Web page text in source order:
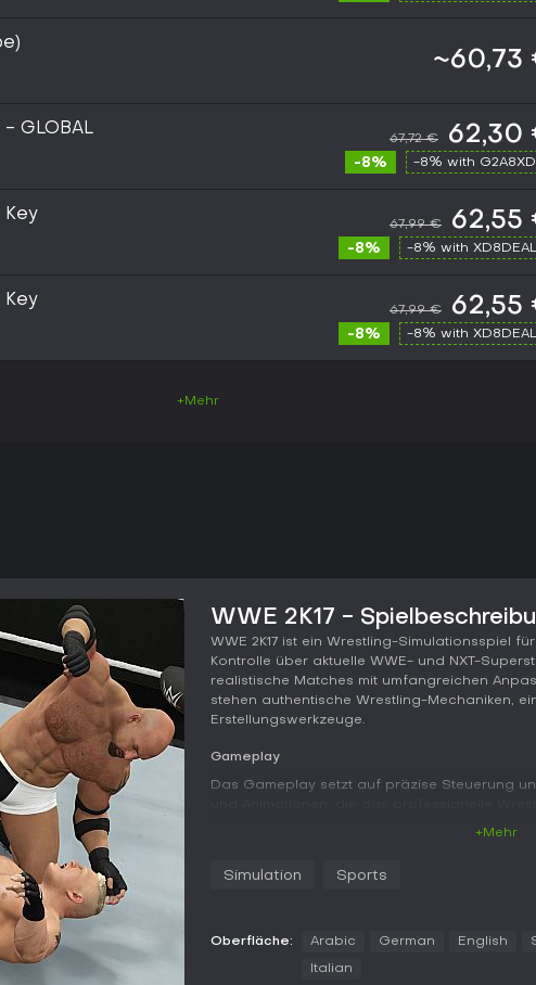
~60,73
- GLOBAL
67,72 € 62,30
-8% -8% with
Key
67,99 € 62,55
-8% -8% with
Key
67,99 € 62,55
-8% -8% with
+Mehr
WWE 2K17 -
WWE 2K17 ist ein Wrestling-Simulationsspiel
Kontrolle über aktuelle WWE- und NXT-
realistische Matches mit umfangreichen
stehen authentische Wrestling-Mechaniken,
Erstellungswerkzeuge.
Gameplay
Das Gameplay setzt auf präzise Steuerung
ermöglichen Kämpfe in neuen Umgebungen
führen eine zweite Submissions-Mechanik
+Mehr
Simulation Sports
Oberfläche: Arabic German English
Italian